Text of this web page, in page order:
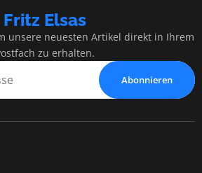
Fritz Elsas
unsere neuesten Artikel direkt in Ihrem
zu erhalten.
Abonnieren